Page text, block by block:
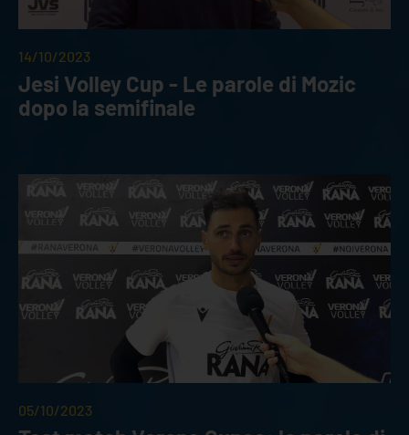
14/10/2023
Jesi Volley Cup - Le parole di Mozic
dopo la semifinale
05/10/2023